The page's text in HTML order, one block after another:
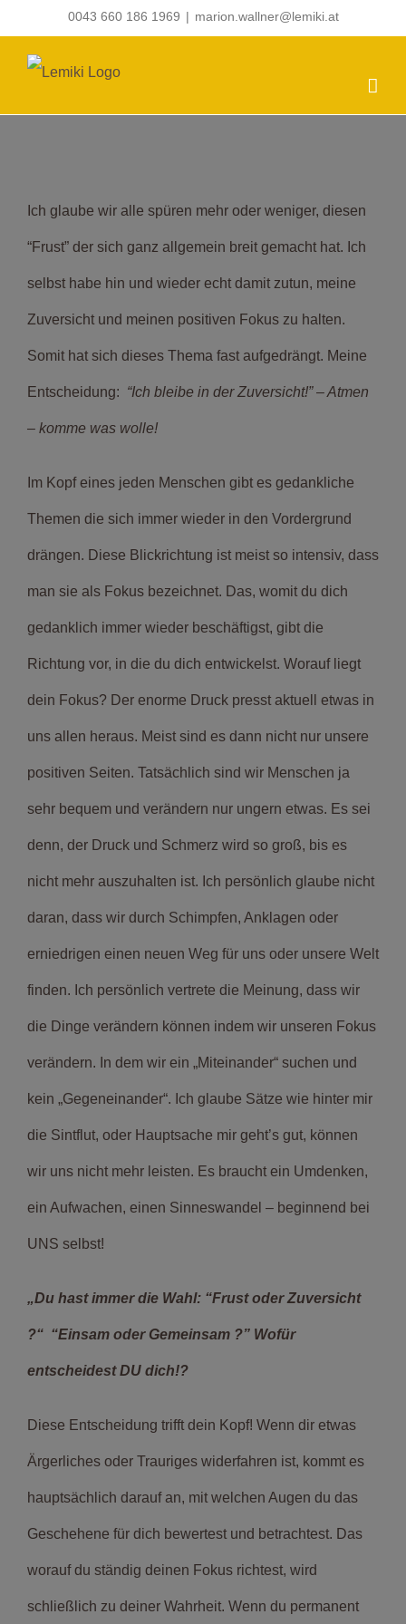
Inhalt
0043 660 186 1969 | marion.wallner@lemiki.at
Bild
Ich glaube wir alle spüren mehr oder weniger, diesen
“Frust” der sich ganz allgemein breit gemacht hat. Ich
selbst habe hin und wieder echt damit zutun, meine
Zuversicht und meinen positiven Fokus zu halten.
Somit hat sich dieses Thema fast aufgedrängt. Meine
Entscheidung: “Ich bleibe in der Zuversicht!” – Atmen
– komme was wolle!
Im Kopf eines jeden Menschen gibt es gedankliche
Themen die sich immer wieder in den Vordergrund
drängen. Diese Blickrichtung ist meist so intensiv, dass
man sie als Fokus bezeichnet. Das, womit du dich
gedanklich immer wieder beschäftigst, gibt die
Richtung vor, in die du dich entwickelst. Worauf liegt
dein Fokus? Der enorme Druck presst aktuell etwas in
uns allen heraus. Meist sind es dann nicht nur unsere
positiven Seiten. Tatsächlich sind wir Menschen ja
sehr bequem und verändern nur ungern etwas. Es sei
denn, der Druck und Schmerz wird so groß, bis es
nicht mehr auszuhalten ist. Ich persönlich glaube nicht
daran, dass wir durch Schimpfen, Anklagen oder
erniedrigen einen neuen Weg für uns oder unsere Welt
finden. Ich persönlich vertrete die Meinung, dass wir
die Dinge verändern können indem wir unseren Fokus
verändern. In dem wir ein „Miteinander“ suchen und
kein „Gegeneinander“. Ich glaube Sätze wie hinter mir
die Sintflut, oder Hauptsache mir geht’s gut, können
wir uns nicht mehr leisten. Es braucht ein Umdenken,
ein Aufwachen, einen Sinneswandel – beginnend bei
UNS selbst!
„Du hast immer die Wahl: “Frust oder Zuversicht
?“ “Einsam oder Gemeinsam ?” Wofür
entscheidest DU dich!?
Diese Entscheidung trifft dein Kopf! Wenn dir etwas
Ärgerliches oder Trauriges widerfahren ist, kommt es
hauptsächlich darauf an, mit welchen Augen du das
Geschehene für dich bewertest und betrachtest. Das
worauf du ständig deinen Fokus richtest, wird
schließlich zu deiner Wahrheit. Wenn du permanent